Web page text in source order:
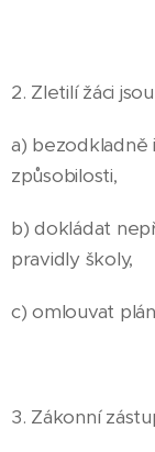
2. Zletilí žáci
a)
způsobilosti,
b) dokládat
pravidly školy,
c) omlouvat
3. Zákonní